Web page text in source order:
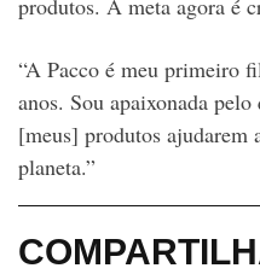
produtos. A meta agora é
“A Pacco é meu primeiro
anos. Sou apaixonada
[meus] produtos ajudarem
planeta.”